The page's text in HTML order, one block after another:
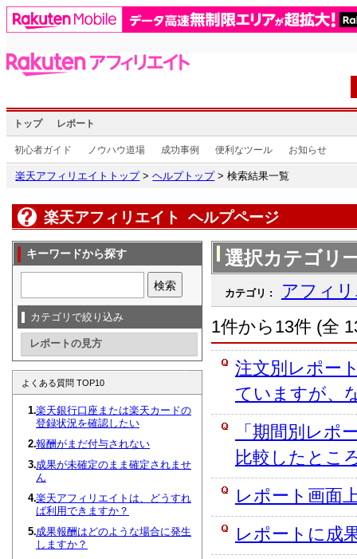
トップ レポート
初心者ガイド ノウハウ道場 成功事例 便利なツール お知らせ
楽天アフィリエイトトップ>ヘルプトップ> 検索結果一覧
楽天アフィリエイト ヘルプページ
選択カテゴリ
カテゴリ :
アフィ
1件から13件 (全
注文別レポー
ていますが、
「期間別レポ
比較したとこ
レポート画面
レポートに成
キーワードから探す
検索
カテゴリで絞り込み
レポートの見方
よくある質問 TOP10
楽天銀行口座または楽天カードの
登録状況を確認したい
報酬がまだ付与されない
成果が未確定のまま確定されませ
ん
楽天アフィリエイトは、どうすれ
ば利用できますか？
成果報酬はどのような場合に発生
しますか？